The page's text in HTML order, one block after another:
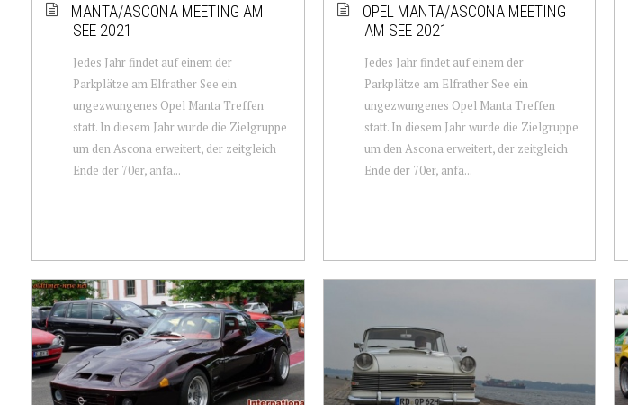
MANTA/ASCONA MEETING AM
SEE 2021
Jedes Jahr findet auf einem der
Parkplätze am Elfrather See ein
ungezwungenes Opel Manta Treffen
statt. In diesem Jahr wurde die Zielgruppe
um den Ascona erweitert, der zeitgleich
Ende der 70er, anfa...
OPEL MANTA/ASCONA MEETING
AM SEE 2021
Jedes Jahr findet auf einem der
Parkplätze am Elfrather See ein
ungezwungenes Opel Manta Treffen
statt. In diesem Jahr wurde die Zielgruppe
um den Ascona erweitert, der zeitgleich
Ende der 70er, anfa...